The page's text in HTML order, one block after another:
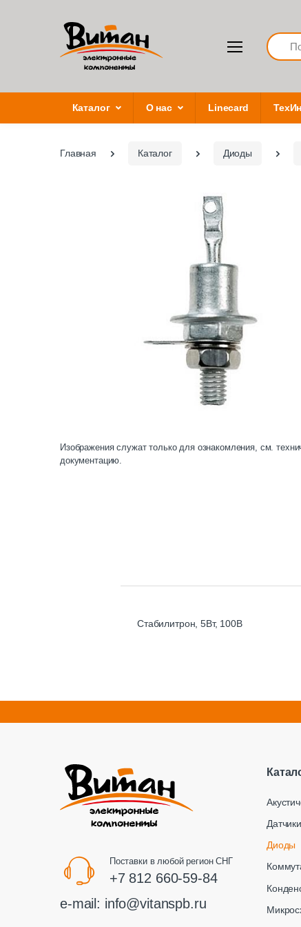
Search
Каталог О нас Linecard
Главная Каталог Диоды
Изображения служат только для ознакомления, см.
документацию.
Стабилитрон, 5Вт, 100В
Поставки в любой регион СНГ
+7 812 660-59-84
e-mail: info@vitanspb.ru
Датчики
Диоды